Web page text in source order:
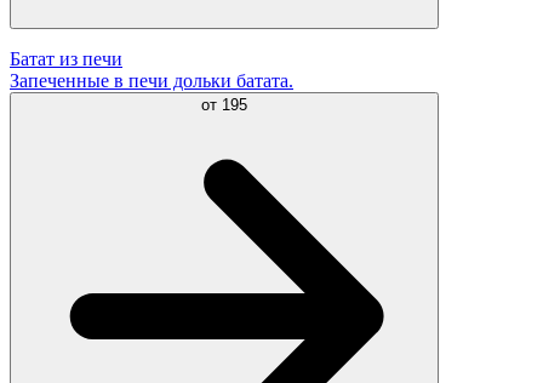
Батат из печи
Запеченные в печи дольки батата.
от 195